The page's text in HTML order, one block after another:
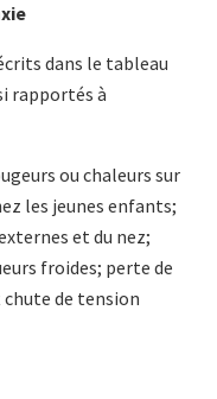
dans le tableau
rapportés à
ou chaleurs sur
les jeunes enfants;
et du nez;
froides; perte de
de tension